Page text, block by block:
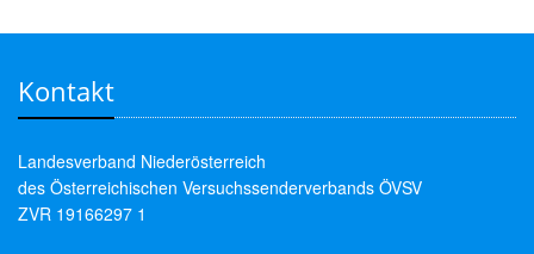
Kontakt
Landesverband Niederösterreich
des Österreichischen Versuchssenderverbands ÖVSV
ZVR 19166297 1